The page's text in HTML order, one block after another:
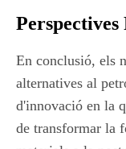
Perspectives
En conclusió, els
alternatives al
d'innovació en la
de transformar la